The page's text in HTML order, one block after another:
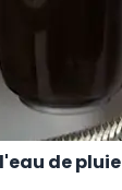
de pluie